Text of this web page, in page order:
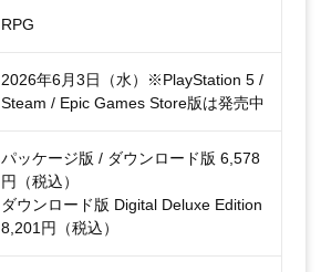
RPG
2026年6月3日（水）※PlayStation 5 /
Steam / Epic Games Store版は発売中
パッケージ版 / ダウンロード版 6,578
円（税込）
ダウンロード版 Digital Deluxe Edition
8,201円（税込）